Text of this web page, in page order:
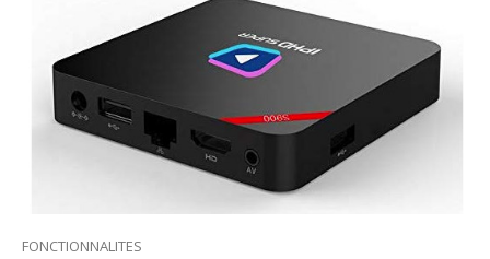
FONCTIONNALITES